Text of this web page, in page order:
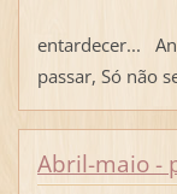
entardecer...
passar, Só não
Abril-maio -